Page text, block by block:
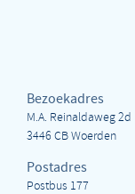
Bezoekadres
M.A. Reinaldaweg 2d
3446 CB Woerden
Postadres
Postbus 177